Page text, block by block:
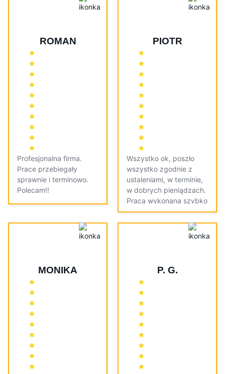
ROMAN
Profesjonalna firma.
Prace przebiegały
sprawnie i terminowo.
Polecam!!
PIOTR
Wszystko ok, poszło
wszystko zgodnie z
ustaleniami, w terminie,
w dobrych pieniądzach.
Praca wykonana szybko
i dokładnie.
MONIKA P. G.